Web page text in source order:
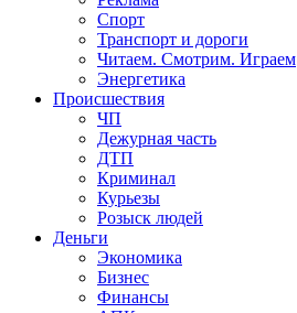
Спорт
Транспорт и дороги
Читаем. Смотрим. Играем
Энергетика
Происшествия
ЧП
Дежурная часть
ДТП
Криминал
Курьезы
Розыск людей
Деньги
Экономика
Бизнес
Финансы